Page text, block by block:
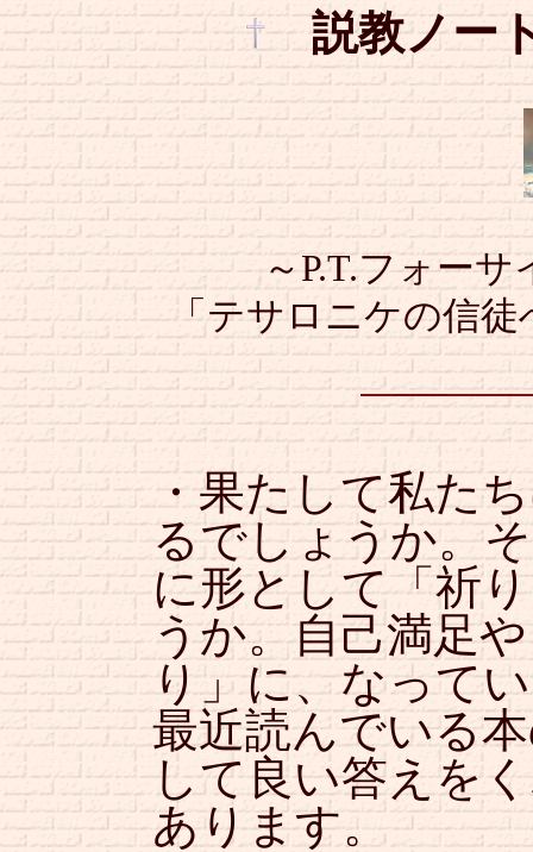
説教ノー
～P.T.フォーサ
「テサロニケの信
・果たして私た
るでしょうか。
に形として「祈
うか。自己満足
り」に、なって
最近読んでいる
して良い答えを
あります。